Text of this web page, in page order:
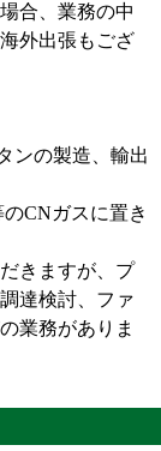
合、業務の中
外出張もござ
ンの製造、輸出
のCNガスに置き
きますが、プ
達検討、ファ
業務がありま